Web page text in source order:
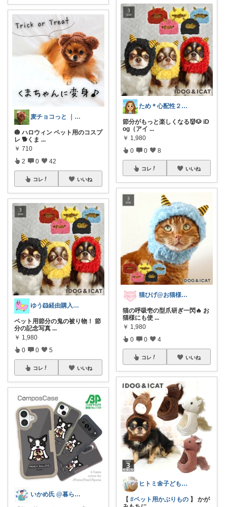
麦チョコっと ｜ キッズ＆ベビー 夏
🎃 ハロウィン ペット用のコスプ
レ 🐕くま ...
￥ 710
2 0 42
コレ いいね
ゆう🐹経由購入感謝🙇‍♀️
ペット用節分の鬼の被り物！ 節
分の記念写真 ...
￥ 1,980
0 0 5
コレ いいね
いかめ氏 @暮らしを整えるガジェット
ため＊心配性２歳児ママ
節分がもっと楽しくなる👹🐶 iD
og（アイ ...
￥ 1,980
0 0 8
コレ いいね
猫ひげ@お猫様のお世話係🐾
猫の呼吸壱の型爪研ぎ一閃🔥 お
猫様にも使 ...
￥ 1,980
0 0 4
コレ いいね
ヒトミ🌼子ども3人ママ
【 #ペット用かぶりもの 】 かが